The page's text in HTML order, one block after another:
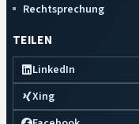
Rechtsprechung
TEILEN
LinkedIn
Xing